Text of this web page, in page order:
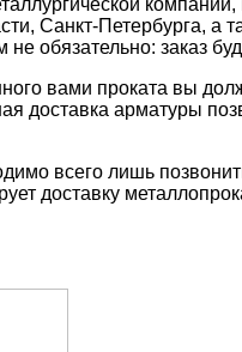
Санкт-Петербурга, а
не обязательно: заказ
вами проката вы
доставка арматуры
всего лишь
доставку